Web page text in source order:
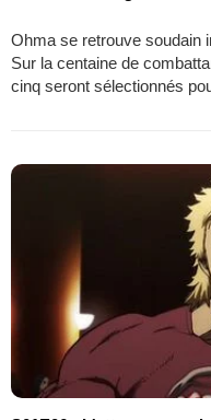
Ohma se retrouve soudain
Sur la centaine de
cinq seront sélectionnés